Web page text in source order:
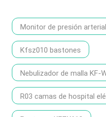
Monitor de presión
Kfsz010 bastones
Nebulizador de malla KF-
R03 camas de hospital